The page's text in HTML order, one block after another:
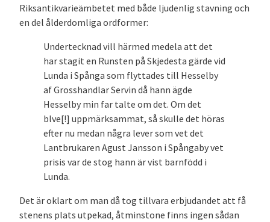
Riksantikvarieämbetet med både ljudenlig stavning och
en del ålderdomliga ordformer:
Undertecknad vill härmed medela att det
har stagit en Runsten på Skjedesta gärde vid
Lunda i Spånga som flyttades till Hesselby
af Grosshandlar Servin då hann ägde
Hesselby min far talte om det. Om det
blve[!] uppmärksammat, så skulle det höras
efter nu medan några lever som vet det
Lantbrukaren Agust Jansson i Spångaby vet
prisis var de stog hann är vist barnfödd i
Lunda.
Det är oklart om man då tog tillvara erbjudandet att få
stenens plats utpekad, åtminstone finns ingen sådan